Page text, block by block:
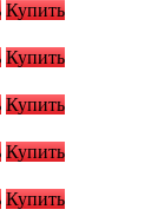
Купить
Купить
Купить
Купить
Купить